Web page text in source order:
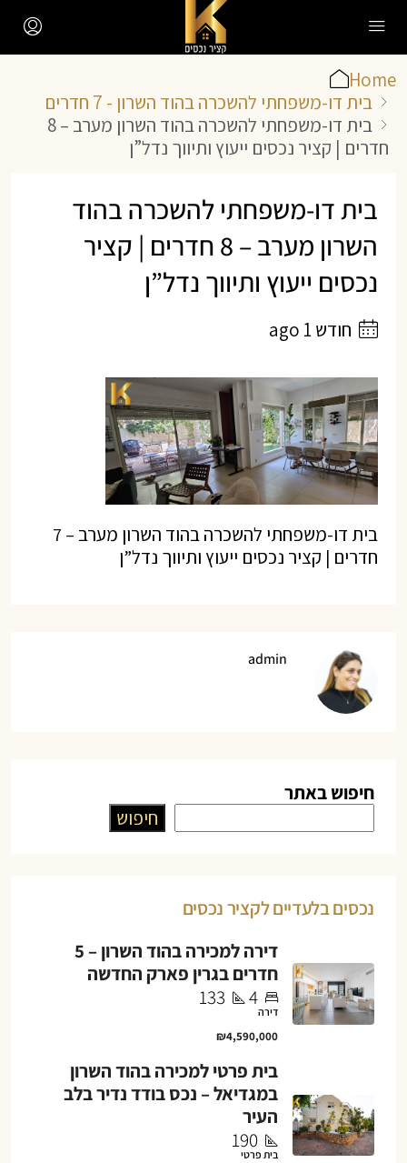
Home
בית דו-משפחתי להשכרה בהוד השרון - 7 חדרים
בית דו-משפחתי להשכרה בהוד השרון מערב – 8
חדרים | קציר נכסים ייעוץ ותיווך נדל”ן
בית דו-משפחתי להשכרה בהוד
השרון מערב – 8 חדרים | קציר
נכסים ייעוץ ותיווך נדל”ן
חודש 1 ago
בית דו-משפחתי להשכרה בהוד השרון מערב – 7
חדרים | קציר נכסים ייעוץ ותיווך נדל”ן
admin
חיפוש באתר
חיפוש
נכסים בלעדיים לקציר נכסים
דירה למכירה בהוד השרון – 5
חדרים בגרין פארק החדשה
4
133
דירה
₪4,590,000
בית פרטי למכירה בהוד השרון
במגדיאל – נכס בודד נדיר בלב
העיר
190
בית פרטי